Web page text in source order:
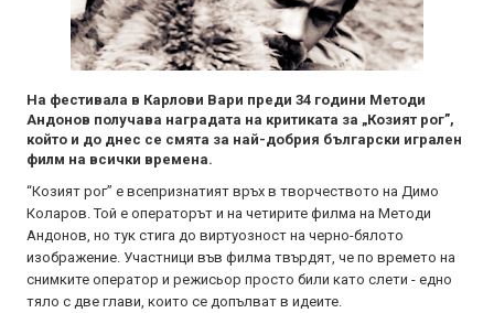
На фестивала в Карлови Вари преди 34 години Методи
Андонов получава наградата на критиката за „Козият рог”,
който и до днес се смята за най-добрия български игрален
филм на всички времена.
“Козият рог” е всепризнатият връх в творчеството на Димо
Коларов. Той е операторът и на четирите филма на Методи
Андонов, но тук стига до виртуозност на черно-бялото
изображение. Участници във филма твърдят, че по времето на
снимките оператор и режисьор просто били като слети - едно
тяло с две глави, които се допълват в идеите.